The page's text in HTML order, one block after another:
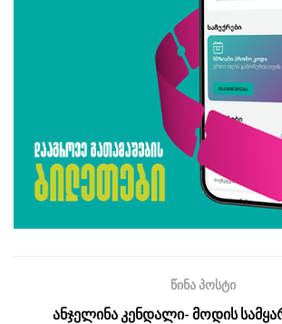
წინა პოსტი
ანჯელინა კენდალი- მოდის